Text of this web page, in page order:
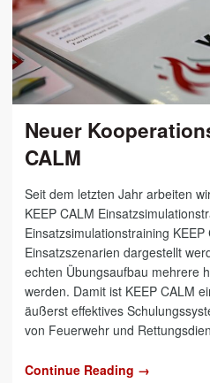
Neuer
CALM
Seit dem letzten Jahr arbeiten
KEEP CALM
Einsatzsimulationstraining
Einsatzszenarien dargestellt
echten Übungsaufbau mehrere
werden. Damit ist KEEP CALM
äußerst effektives
von Feuerwehr und
Continue Reading →